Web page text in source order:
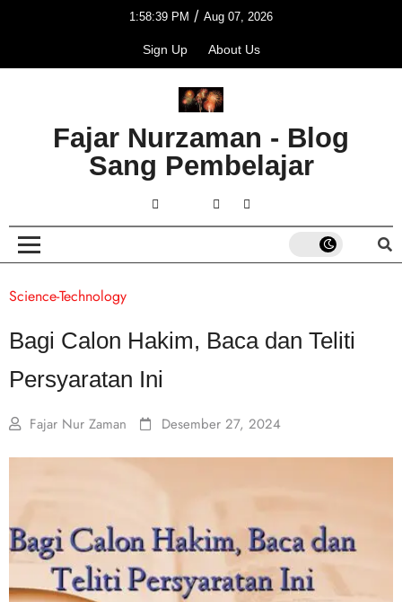
1:58:39 PM / Aug 07, 2026
Sign Up About Us
Fajar Nurzaman - Blog
Sang Pembelajar
Science-Technology
Bagi Calon Hakim, Baca dan Teliti
Persyaratan Ini
Fajar Nur Zaman Desember 27, 2024